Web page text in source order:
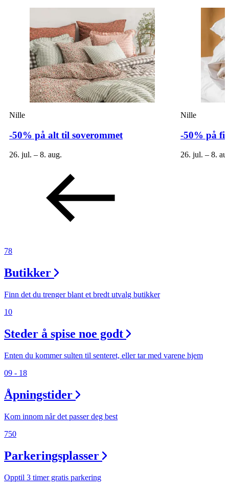
Nille
-50% på alt til soverommet
26. jul. – 8. aug.
Nille
-50% på
26. jul. – 8.
78
Butikker
Finn det du trenger blant et bredt utvalg butikker
10
Steder å spise noe godt
Enten du kommer sulten til senteret, eller tar med varene hjem
09 - 18
Åpningstider
Kom innom når det passer deg best
750
Parkeringsplasser
Opptil 3 timer gratis parkering